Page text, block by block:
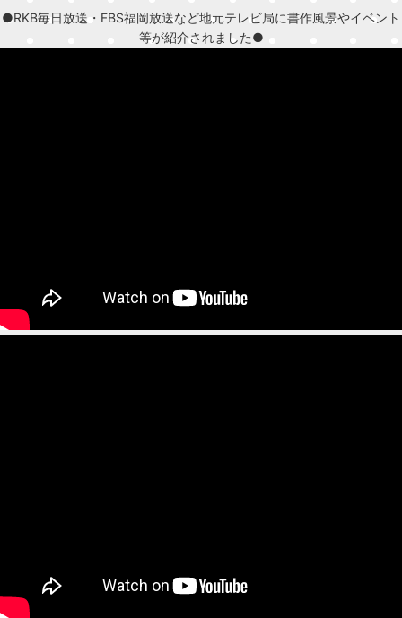
●RKB毎日放送・FBS福岡放送など地元テレビ局に書作風景やイベント
等が紹介されました●